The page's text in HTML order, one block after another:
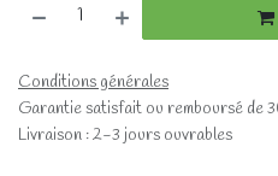
Conditions générales
Garantie satisfait ou remboursé de
Livraison : 2-3 jours ouvrables